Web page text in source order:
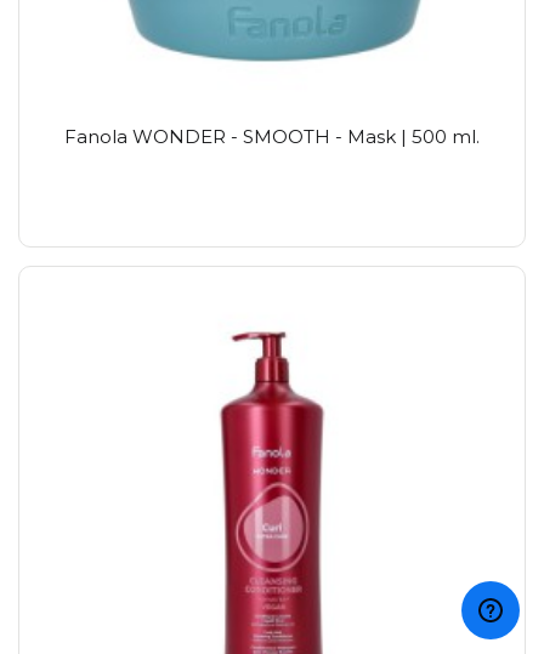
Fanola WONDER - SMOOTH - Mask | 500 ml.